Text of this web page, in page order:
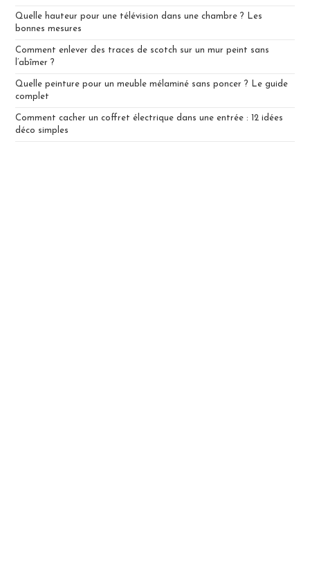
Quelle hauteur pour une télévision dans une chambre ? Les
bonnes mesures
Comment enlever des traces de scotch sur un mur peint sans
l’abîmer ?
Quelle peinture pour un meuble mélaminé sans poncer ? Le guide
complet
Comment cacher un coffret électrique dans une entrée : 12 idées
déco simples